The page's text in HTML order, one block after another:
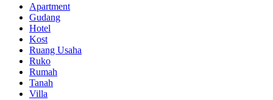
Apartment
Gudang
Hotel
Kost
Ruang Usaha
Ruko
Rumah
Tanah
Villa